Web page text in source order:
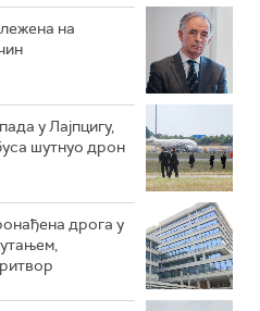
на
у Лајпцигу,
шутнуо дрон
дрога у